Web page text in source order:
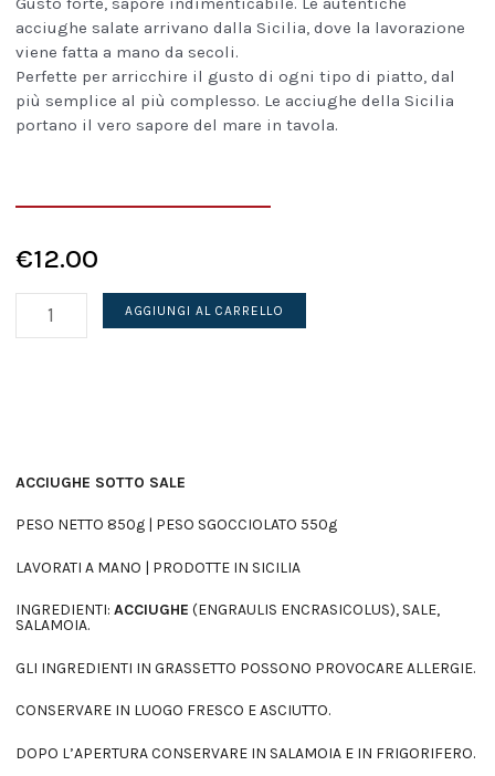
acciughe salate arrivano dalla Sicilia, dove la lavorazione
viene fatta a mano da secoli.
Perfette per arricchire il gusto di ogni tipo di piatto, dal
più semplice al più complesso. Le acciughe della Sicilia
portano il vero sapore del mare in tavola.
€12.00
AGGIUNGI AL CARRELLO
ACCIUGHE SOTTO SALE
PESO NETTO 850g | PESO SGOCCIOLATO 550g
LAVORATI A MANO | PRODOTTE IN SICILIA
INGREDIENTI: ACCIUGHE (ENGRAULIS ENCRASICOLUS), SALE,
SALAMOIA.
GLI INGREDIENTI IN GRASSETTO POSSONO PROVOCARE ALLERGIE.
CONSERVARE IN LUOGO FRESCO E ASCIUTTO.
DOPO L’APERTURA CONSERVARE IN SALAMOIA E IN FRIGORIFERO.